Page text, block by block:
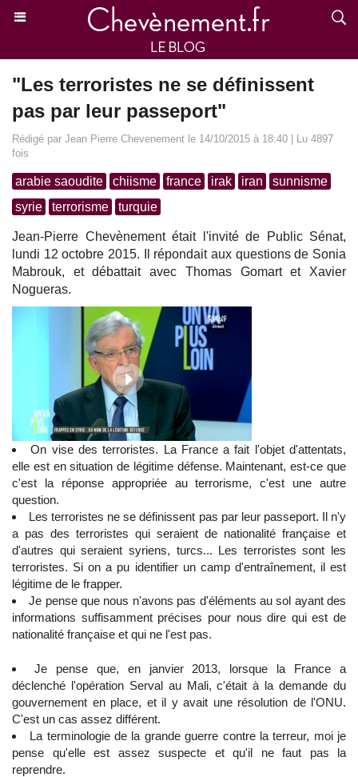
"Les terroristes ne se définissent
pas par leur passeport"
Rédigé par Jean Pierre Chevenement le 14/10/2015 à 18:40 | Lu 4897
fois
arabie saoudite chiisme france irak iran
sunnisme
syrie
terrorisme turquie
Jean-Pierre Chevènement était l'invité de Public Sénat,
lundi 12 octobre 2015. Il répondait aux questions de Sonia
Mabrouk, et débattait avec Thomas Gomart et Xavier
Nogueras.
On vise des terroristes. La France a fait l'objet d'attentats,
elle est en situation de légitime défense. Maintenant, est-ce que
c'est la réponse appropriée au terrorisme, c'est une autre
question.
Les terroristes ne se définissent pas par leur passeport. Il n'y
a pas des terroristes qui seraient de nationalité française et
d'autres qui seraient syriens, turcs... Les terroristes sont les
terroristes. Si on a pu identifier un camp d'entraînement, il est
légitime de le frapper.
Je pense que nous n'avons pas d'éléments au sol ayant des
informations suffisamment précises pour nous dire qui est de
nationalité française et qui ne l'est pas.
Je pense que, en janvier 2013, lorsque la France a
déclenché l'opération Serval au Mali, c'était à la demande du
gouvernement en place, et il y avait une résolution de l'ONU.
C'est un cas assez différent.
La terminologie de la grande guerre contre la terreur, moi je
pense qu'elle est assez suspecte et qu'il ne faut pas la
reprendre.